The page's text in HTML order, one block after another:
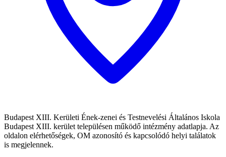
Budapest XIII. Kerületi Ének-zenei és Testnevelési Általános Iskola
Budapest XIII. kerület településen működő intézmény adatlapja. Az
oldalon elérhetőségek, OM azonosító és kapcsolódó helyi találatok
is megjelennek.